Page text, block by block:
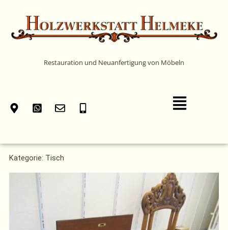
springen
Restauration und Neuanfertigung von Möbeln
Main
Menu
Kategorie: Tisch
SeiteSeite Seite